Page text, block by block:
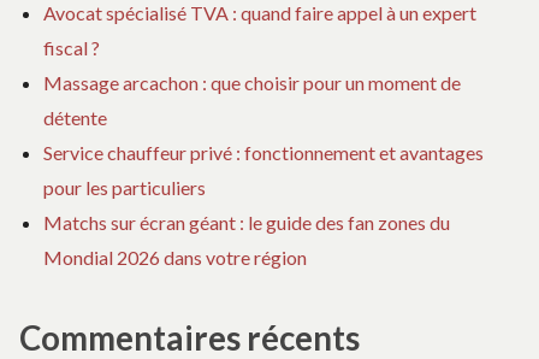
Avocat spécialisé TVA : quand faire appel à un expert
fiscal ?
Massage arcachon : que choisir pour un moment de
détente
Service chauffeur privé : fonctionnement et avantages
pour les particuliers
Matchs sur écran géant : le guide des fan zones du
Mondial 2026 dans votre région
Commentaires récents